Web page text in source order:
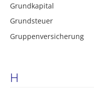
Grundkapital
Grundsteuer
Gruppenversicherung
H